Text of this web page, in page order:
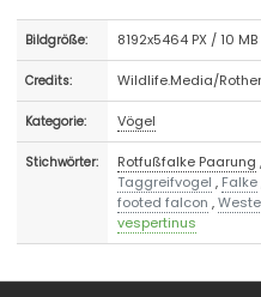
Bildgröße: 8192x5464 PX / 10 MB
Credits: Wildlife.Media/
Kategorie: Vögel
Stichwörter: Rotfußfalke Paarung ,
Taggreifvogel , Falke
footed falcon ,
vespertinus